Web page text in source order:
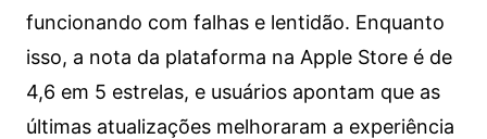
funcionando com falhas e lentidão. Enquanto
isso, a nota da plataforma na Apple Store é de
4,6 em 5 estrelas, e usuários apontam que as
últimas atualizações melhoraram a experiência